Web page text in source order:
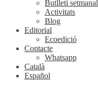
Butlletí setmanal
Activitats
Blog
Editorial
Ecoedició
Contacte
Whatsapp
Català
Español